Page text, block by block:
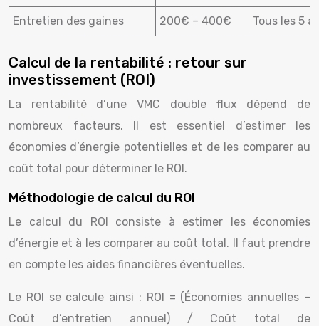
Entretien des gaines 200€ – 400€ Tous les 5
Calcul de la rentabilité : retour sur
investissement (ROI)
La rentabilité d’une VMC double flux dépend de
nombreux facteurs. Il est essentiel d’estimer les
économies d’énergie potentielles et de les comparer au
coût total pour déterminer le ROI.
Méthodologie de calcul du ROI
Le calcul du ROI consiste à estimer les économies
d’énergie et à les comparer au coût total. Il faut prendre
en compte les aides financières éventuelles.
Le ROI se calcule ainsi : ROI = (Économies annuelles –
Coût d’entretien annuel) / Coût total de